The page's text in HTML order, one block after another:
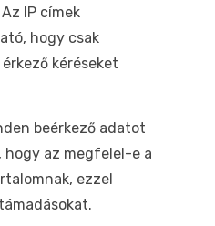
Az IP címek
hogy csak
kéréseket
beérkező adatot
hogy az megfelel-e a
ezzel